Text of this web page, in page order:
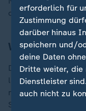
die Nato zeitweise
Was sagt die
Die Polizei
laufenden Einsatz.
mitgeteilt, auch
Sprecher der
erforderlich für
Zustimmung
darüber hinaus
speichern und/
deine Daten
Dritte weiter, die
Dienstleister
auch nicht zu